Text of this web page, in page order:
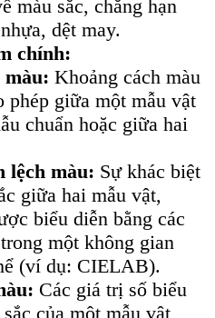
màu sắc, chẳng hạn
dệt may.
chính:
màu: Khoảng cách màu
phép giữa một mẫu vật
chuẩn hoặc giữa hai
lệch màu: Sự khác biệt
giữa hai mẫu vật,
biểu diễn bằng các
một không gian
(ví dụ: CIELAB).
Các giá trị số biểu
của một mẫu vật